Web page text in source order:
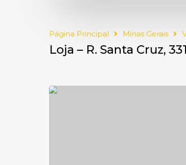
Página Principal Minas Gerais
Loja – R. Santa Cruz,